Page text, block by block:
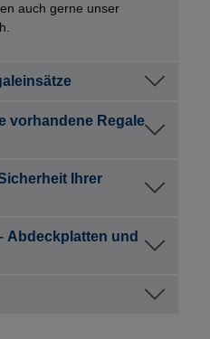
auch gerne unser
vorhandene Regale
Ihrer
Abdeckplatten und